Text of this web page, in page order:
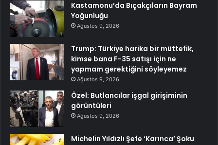
Kastamonu’da Bıçakçıların Bayram
Yoğunluğu
Ağustos 9, 2026
Trump: Türkiye harika bir müttefik,
kimse bana F-35 satışı için ne
yapmam gerektiğini söyleyemez
Ağustos 9, 2026
Özel: Butlancılar işgal girişiminin
görüntüleri
Ağustos 9, 2026
Michelin Yıldızlı Şefe ‘Karınca’ Şoku